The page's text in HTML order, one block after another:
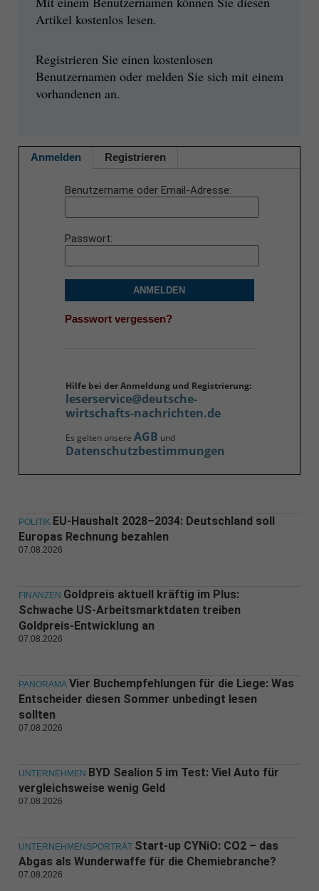
Artikel kostenlos lesen.
Registrieren Sie einen kostenlosen
Benutzernamen oder melden Sie sich mit einem
vorhandenen an.
Anmelden Registrieren
Benutzername oder Email-Adresse
Passwort
ANMELDEN
Passwort vergessen?
Hilfe bei der Anmeldung und Registrierung:
leserservice@deutsche-
wirtschafts-nachrichten.de
Es gelten unsere AGB und
Datenschutzbestimmungen
POLITIK EU-Haushalt 2028–2034: Deutschland soll
Europas Rechnung bezahlen
07.08.2026
FINANZEN Goldpreis aktuell kräftig im Plus:
Schwache US-Arbeitsmarktdaten treiben
Goldpreis-Entwicklung an
07.08.2026
PANORAMA Vier Buchempfehlungen für die Liege: Was
Entscheider diesen Sommer unbedingt lesen
sollten
07.08.2026
UNTERNEHMEN BYD Sealion 5 im Test: Viel Auto für
vergleichsweise wenig Geld
07.08.2026
UNTERNEHMENSPORTRÄT Start-up CYNiO: CO2 – das
Abgas als Wunderwaffe für die Chemiebranche?
07.08.2026